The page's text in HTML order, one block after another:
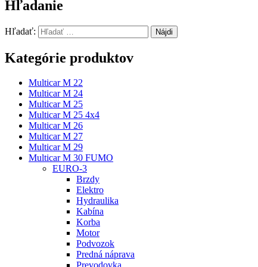
Hľadanie
Hľadať:
Kategórie produktov
Multicar M 22
Multicar M 24
Multicar M 25
Multicar M 25 4x4
Multicar M 26
Multicar M 27
Multicar M 29
Multicar M 30 FUMO
EURO-3
Brzdy
Elektro
Hydraulika
Kabína
Korba
Motor
Podvozok
Predná náprava